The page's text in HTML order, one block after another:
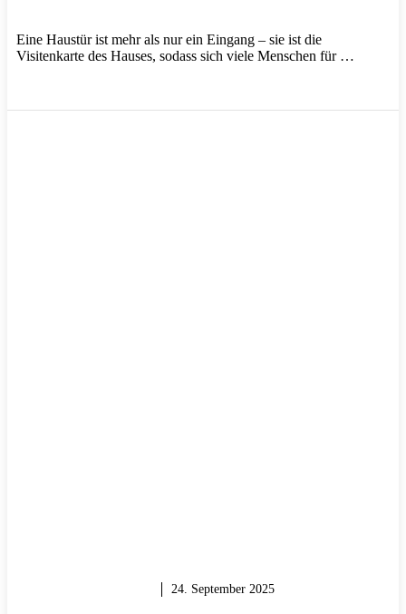
Eine Haustür ist mehr als nur ein Eingang – sie ist die
Visitenkarte des Hauses, sodass sich viele Menschen für …
24. September 2025